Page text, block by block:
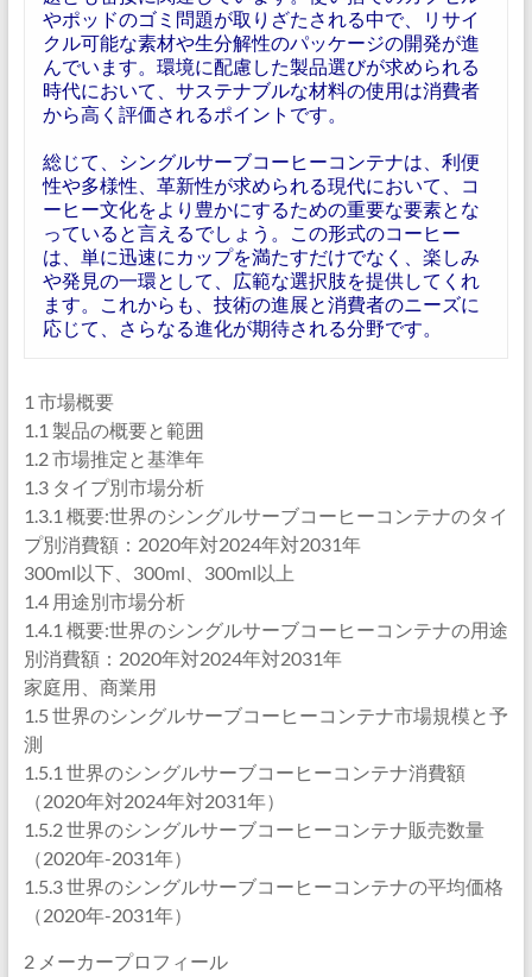
やポッドのゴミ問題が取りざたされる中で、リサイ
クル可能な素材や生分解性のパッケージの開発が進
んでいます。環境に配慮した製品選びが求められる
時代において、サステナブルな材料の使用は消費者
から高く評価されるポイントです。
総じて、シングルサーブコーヒーコンテナは、利便
性や多様性、革新性が求められる現代において、コ
ーヒー文化をより豊かにするための重要な要素とな
っていると言えるでしょう。この形式のコーヒー
は、単に迅速にカップを満たすだけでなく、楽しみ
や発見の一環として、広範な選択肢を提供してくれ
ます。これからも、技術の進展と消費者のニーズに
応じて、さらなる進化が期待される分野です。
1 市場概要
1.1 製品の概要と範囲
1.2 市場推定と基準年
1.3 タイプ別市場分析
1.3.1 概要:世界のシングルサーブコーヒーコンテナのタイ
プ別消費額：2020年対2024年対2031年
300ml以下、300ml、300ml以上
1.4 用途別市場分析
1.4.1 概要:世界のシングルサーブコーヒーコンテナの用途
別消費額：2020年対2024年対2031年
家庭用、商業用
1.5 世界のシングルサーブコーヒーコンテナ市場規模と予
測
1.5.1 世界のシングルサーブコーヒーコンテナ消費額
（2020年対2024年対2031年）
1.5.2 世界のシングルサーブコーヒーコンテナ販売数量
（2020年-2031年）
1.5.3 世界のシングルサーブコーヒーコンテナの平均価格
（2020年-2031年）
2 メーカープロフィール